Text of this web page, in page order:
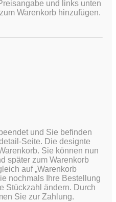
und links unten
Warenkorb hinzufügen.
und Sie befinden
Seite. Die designte
Sie können nun
später zum Warenkorb
auf „Warenkorb
nochmals Ihre Bestellung
Stückzahl ändern. Durch
Sie zur Zahlung.